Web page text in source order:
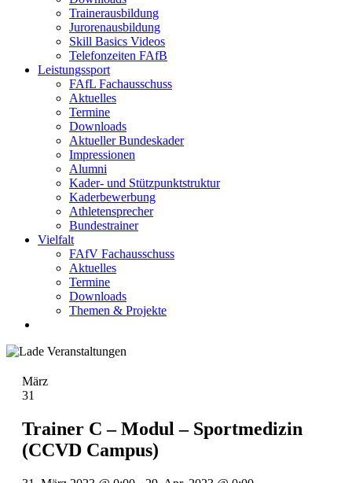
Trainerausbildung
Jurorenausbildung
Skill Basics Videos
Telefonzeiten FAfB
Leistungssport
FAfL Fachausschuss
Aktuelles
Termine
Downloads
Aktueller Bundeskader
Impressionen
Alumni
Kader- und Stützpunktstruktur
Kaderbewerbung
Athletensprecher
Bundestrainer
Vielfalt
FAfV Fachausschuss
Aktuelles
Termine
Downloads
Themen & Projekte
März
31
Trainer C – Modul – Sportmedizin
(CCVD Campus)